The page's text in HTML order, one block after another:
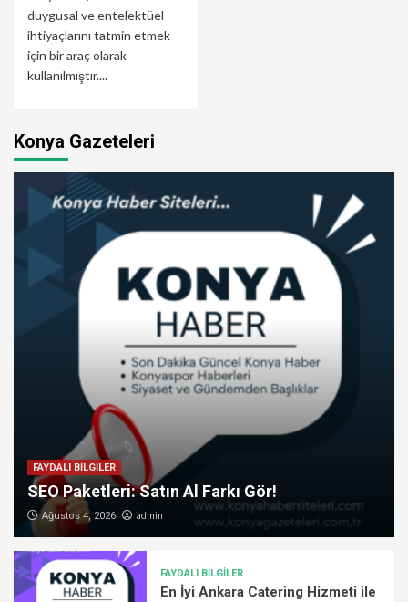
duygusal ve entelektüel
ihtiyaçlarını tatmin etmek
için bir araç olarak
kullanılmıştır....
Konya Gazeteleri
FAYDALI BİLGİLER
SEO Paketleri: Satın Al Farkı Gör!
Ağustos 4, 2026 admin
FAYDALI BİLGİLER
En İyi Ankara Catering Hizmeti ile